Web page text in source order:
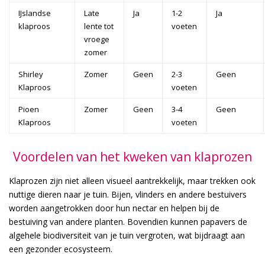
IJslandse
klaproos
Late
lente tot
vroege
zomer
Ja
1-2
voeten
Ja
Shirley
Klaproos
Zomer Geen
2-3
voeten
Geen
Pioen
Klaproos
Zomer Geen
3-4
voeten
Geen
Voordelen van het kweken van klaprozen
Klaprozen zijn niet alleen visueel aantrekkelijk, maar trekken ook
nuttige dieren naar je tuin. Bijen, vlinders en andere bestuivers
worden aangetrokken door hun nectar en helpen bij de
bestuiving van andere planten. Bovendien kunnen papavers de
algehele biodiversiteit van je tuin vergroten, wat bijdraagt aan
een gezonder ecosysteem.